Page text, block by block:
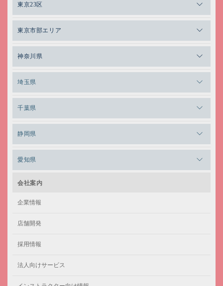
東京23区
メガロスルフレ恵比寿
メガロス日比谷シャンテ
メガロス白金台
メガロス田端
メガロスキッズ錦糸町
メガロス葛飾
東京市部エリア
メガロス三鷹
メガロスルフレ三鷹
メガロス武蔵小金井
メガロスルフレ武蔵小金井
神奈川県
メガロス上永谷
メガロスルフレ上永谷
メガロス神奈川
メガロス日吉
メガロス綱島
メガロスルフレ綱島
メガロス市ヶ尾
メガロス鷺沼
メガロスルフレ鷺沼
埼玉県
メガロスルフレ草加
千葉県
メガロス本八幡
静岡県
愛知県
メガロステラッセ納屋橋
メガロス千種
会社案内
企業情報
店舗開発
採用情報
法人向けサービス